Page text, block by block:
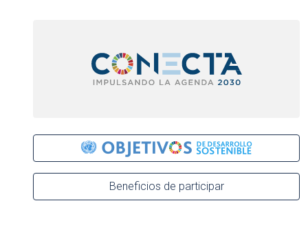
Beneficios de participar